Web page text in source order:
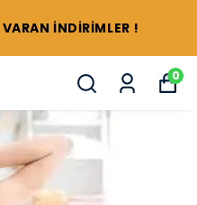
İNDİRİMLER !
0